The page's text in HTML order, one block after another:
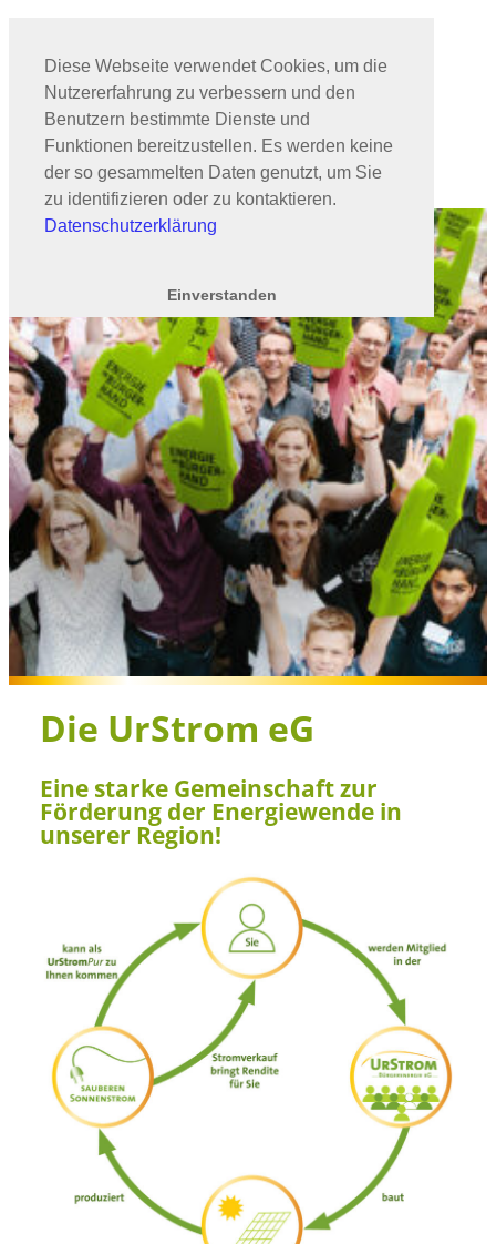
springen
Kontakt
Die UrStrom eG
Eine starke Gemeinschaft zur
Förderung der Energiewende in
unserer Region!
Diese Webseite verwendet Cookies, um die
Nutzererfahrung zu verbessern und den
Benutzern bestimmte Dienste und
Funktionen bereitzustellen. Es werden keine
der so gesammelten Daten genutzt, um Sie
zu identifizieren oder zu kontaktieren.
Datenschutzerklärung
Einverstanden